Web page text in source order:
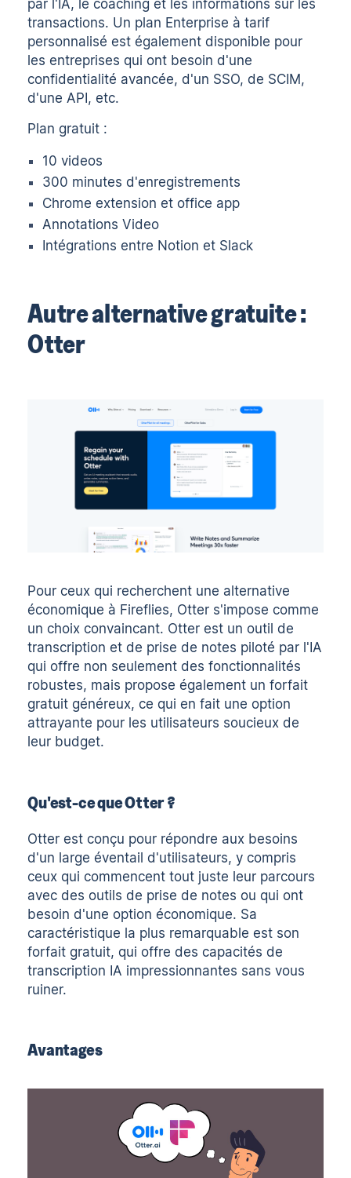
par l'IA, le coaching et les informations sur les
transactions. Un plan Enterprise à tarif
personnalisé est également disponible pour
les entreprises qui ont besoin d'une
confidentialité avancée, d'un SSO, de SCIM,
d'une API, etc.
Plan gratuit :
10 videos
300 minutes d'enregistrements
Chrome extension et office app
Annotations Video
Intégrations entre Notion et Slack
Autre alternative gratuite :
Otter
Pour ceux qui recherchent une alternative
économique à Fireflies, Otter s'impose comme
un choix convaincant. Otter est un outil de
transcription et de prise de notes piloté par l'IA
qui offre non seulement des fonctionnalités
robustes, mais propose également un forfait
gratuit généreux, ce qui en fait une option
attrayante pour les utilisateurs soucieux de
leur budget.
Qu'est-ce que Otter ?
Otter est conçu pour répondre aux besoins
d'un large éventail d'utilisateurs, y compris
ceux qui commencent tout juste leur parcours
avec des outils de prise de notes ou qui ont
besoin d'une option économique. Sa
caractéristique la plus remarquable est son
forfait gratuit, qui offre des capacités de
transcription IA impressionnantes sans vous
ruiner.
Avantages